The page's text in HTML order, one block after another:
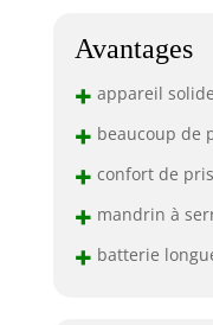
Avantages
+ appareil solide
+ beaucoup de
+ confort de
+ mandrin à
+ batterie